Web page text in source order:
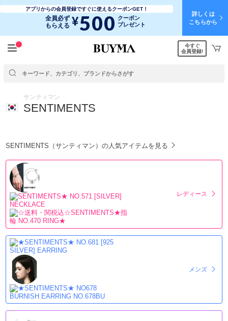
アプリからの会員登録ですぐに使えるクーポンGET！
全員必ず
もらえる ¥500 クーポン
プレゼント
詳しくは
こちらから
今すぐ
会員登録!
サンティマン
SENTIMENTS
SENTIMENTS（サンティマン）の人気アイテムを見る
レディース
メンズ